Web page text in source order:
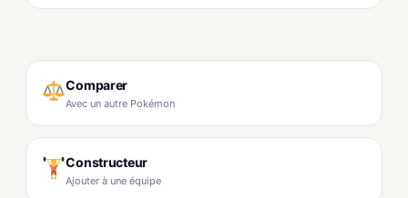
Comparer
Avec un autre Pokémon
Constructeur
Ajouter à une équipe